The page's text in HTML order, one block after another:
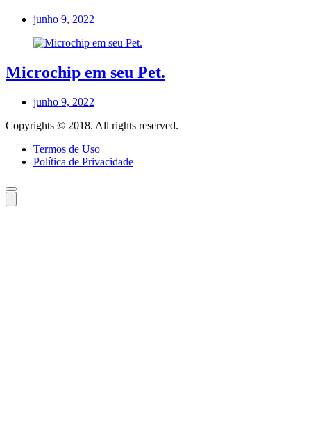
junho 9, 2022
Microchip em seu Pet.
junho 9, 2022
Copyrights © 2018. All rights reserved.
Termos de Uso
Política de Privacidade